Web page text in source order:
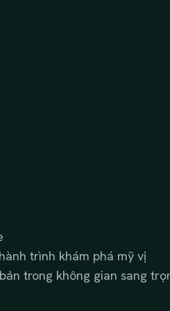
trình khám phá mỹ vị
trong không gian sang